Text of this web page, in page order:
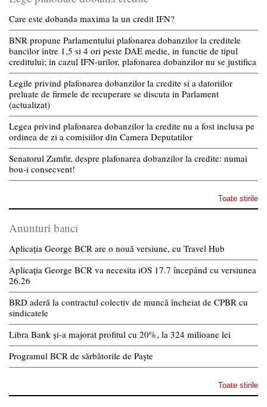
Care este dobanda maxima la un credit IFN?
BNR propune Parlamentului plafonarea dobanzilor la creditele
bancilor intre 1,5 si 4 ori peste DAE medie, in functie de tipul
creditului; in cazul IFN-urilor, plafonarea dobanzilor nu se justifica
Legile privind plafonarea dobanzilor la credite si a datoriilor
preluate de firmele de recuperare se discuta in Parlament
(actualizat)
Legea privind plafonarea dobanzilor la credite nu a fost inclusa pe
ordinea de zi a comisiilor din Camera Deputatilor
Senatorul Zamfir, despre plafonarea dobanzilor la credite: numai
bou-i consecvent!
Toate stirile
Anunturi banci
Aplicația George BCR are o nouă versiune, cu Travel Hub
Aplicația George BCR va necesita iOS 17.7 începând cu versiunea
26.26
BRD aderă la contractul colectiv de muncă încheiat de CPBR cu
sindicatele
Libra Bank și-a majorat profitul cu 20%, la 324 milioane lei
Programul BCR de sărbătorile de Paște
Toate stirile